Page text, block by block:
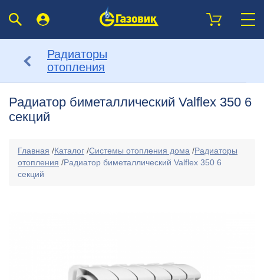
Радиаторы
отопления
Радиатор биметаллический Valflex 350 6
секций
Главная /Каталог /Системы отопления дома /Радиаторы
отопления /Радиатор биметаллический Valflex 350 6
секций